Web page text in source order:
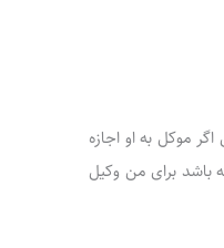
اگر موکل به او اجازه
باشد برای من وکیل